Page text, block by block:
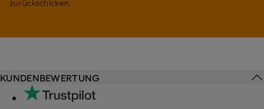
zurückschicken.
KUNDENBEWERTUNG